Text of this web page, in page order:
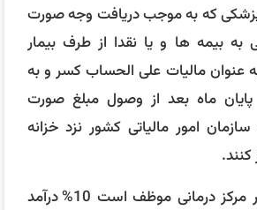
که به موجب دریافت وجه صورت
بیمه ‌ها و یا نقدا از طرف بیمار
عنوان مالیات علی ‌الحساب کسر و به
پایان ماه بعد از وصول مبلغ صورت
امور مالیاتی کشور نزد خزانه
به بیانی ساده؛ هر مرکز درمانی موظف است 10% درآمد